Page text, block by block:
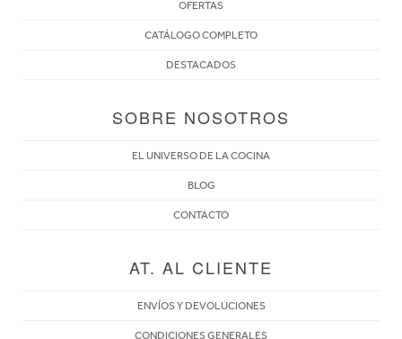
OFERTAS
CATÁLOGO COMPLETO
DESTACADOS
SOBRE NOSOTROS
EL UNIVERSO DE LA COCINA
BLOG
CONTACTO
AT. AL CLIENTE
ENVÍOS Y DEVOLUCIONES
CONDICIONES GENERALES